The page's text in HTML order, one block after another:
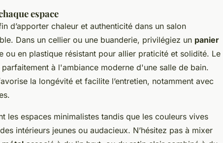
espace
d’apporter chaleur et authenticité dans un salon
Dans un cellier ou une buanderie, privilégiez un panier
ou en plastique résistant pour allier praticité et solidité. Le
à l'ambiance moderne d'une salle de bain.
la longévité et facilite l’entretien, notamment avec
les espaces minimalistes tandis que les couleurs vives
intérieurs jeunes ou audacieux. N’hésitez pas à mixer